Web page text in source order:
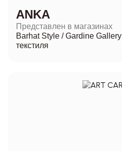
ANKA
Представлен в магазинах
Barhat Style /Gardine Gallery
текстиля